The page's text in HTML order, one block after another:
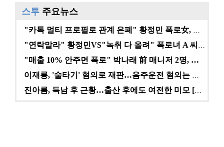
스투 주요뉴스
"매출 10% 안주면 폭로" 박나래 前 매니저 2명, …